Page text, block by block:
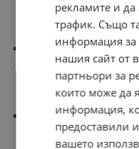
нормалното
Той е изследван
процеси на
Подкрепа за
изследван заради
поддържането на
когнитивните
концентрация.
Подкрепа за
поддържането на
кръвоносните
рекламите и
трафик. Също
информация за
нашия сайт от
партньори за
които може да
информация,
предоставили
вашето